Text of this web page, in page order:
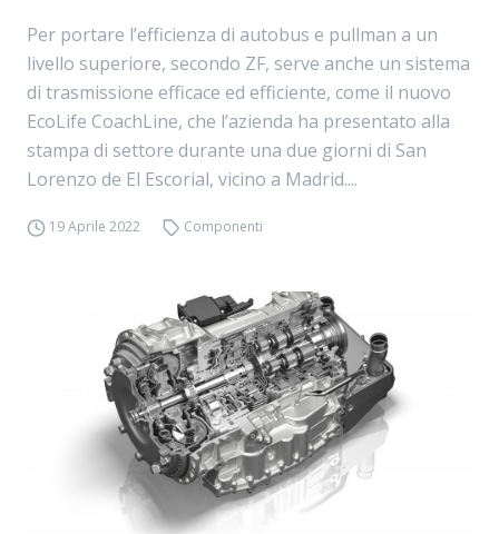
Per portare l’efficienza di autobus e pullman a un
livello superiore, secondo ZF, serve anche un sistema
di trasmissione efficace ed efficiente, come il nuovo
EcoLife CoachLine, che l’azienda ha presentato alla
stampa di settore durante una due giorni di San
Lorenzo de El Escorial, vicino a Madrid....
19 Aprile 2022 Componenti